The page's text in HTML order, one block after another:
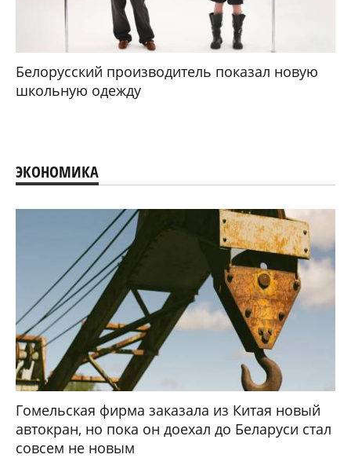
Белорусский производитель показал новую
школьную одежду
ЭКОНОМИКА
Гомельская фирма заказала из Китая новый
автокран, но пока он доехал до Беларуси стал
совсем не новым